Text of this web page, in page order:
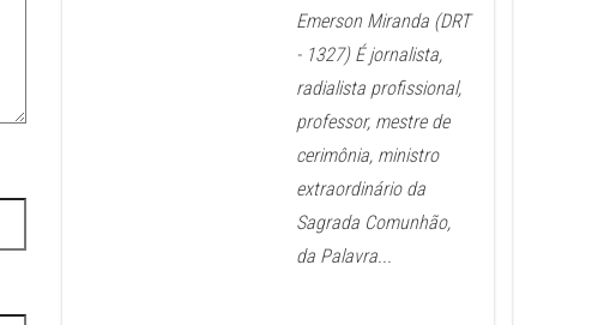
Emerson Miranda (DRT
- 1327) É jornalista,
radialista profissional,
professor, mestre de
cerimônia, ministro
extraordinário da
Sagrada Comunhão,
da Palavra...